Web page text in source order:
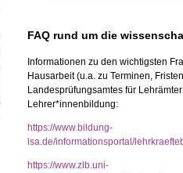
FAQ rund um die
Informationen zu den wichtigsten
Hausarbeit (u.a. zu Terminen,
Landesprüfungsamtes für
Lehrer*innenbildung:
https://www.bildung-
lsa.de/informationsportal/
https://www.zlb.uni-